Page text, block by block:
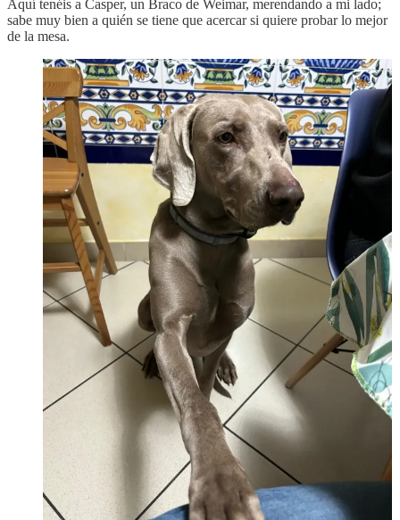
Aquí tenéis a Casper, un Braco de Weimar, merendando a mi lado;
sabe muy bien a quién se tiene que acercar si quiere probar lo mejor
de la mesa.